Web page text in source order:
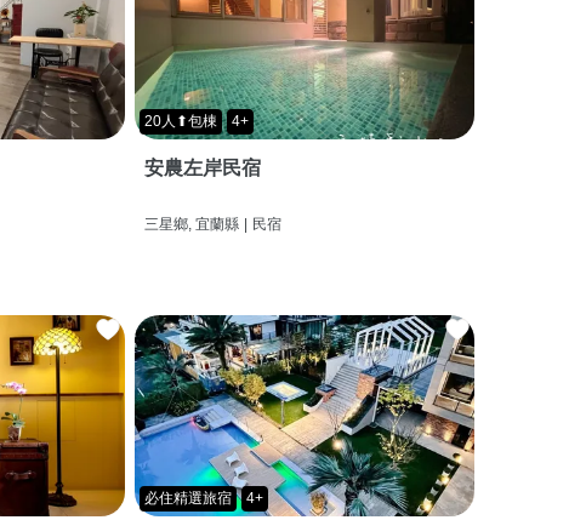
20人⬆包棟 4+
安農左岸民宿
三星鄉, 宜蘭縣 | 民宿
必住精選旅宿 4+